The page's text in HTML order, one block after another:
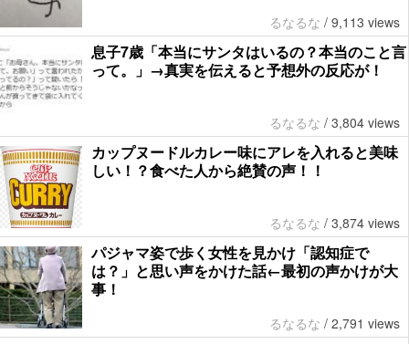
るなるな / 9,113 views
息子7歳「本当にサンタはいるの？本当のこと言
って。」→真実を伝えると予想外の反応が！
るなるな / 3,804 views
カップヌードルカレー味にアレを入れると美味
しい！？食べた人から絶賛の声！！
るなるな / 3,874 views
パジャマ姿で歩く女性を見かけ「認知症で
は？」と思い声をかけた話←最初の声かけが大
事！
るなるな / 2,791 views